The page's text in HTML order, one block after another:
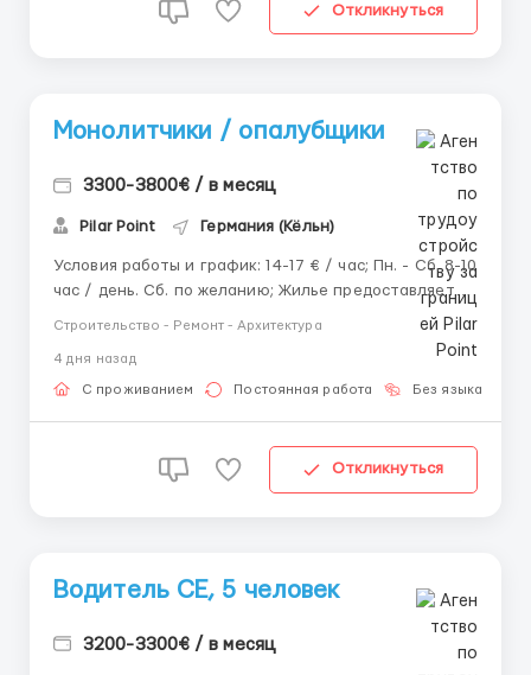
Откликнуться
Монолитчики / опалубщики
3300-3800€ / в месяц
Pilar Point Германия (Кёльн)
Условия работы и график: 14-17 € / час; Пн. - Сб. 8-10
час / день. Сб. по желанию; Жилье предоставляется
опалубкой: сборка / разборка, установка, выверка
геометрии, раскрепление; Арматурные работы:
вязка, установка закла...
Строительство - Ремонт - Архитектура
4 дня назад
С проживанием Постоянная работа Без языка
Откликнуться
Водитель CE, 5 человек
3200-3300€ / в месяц